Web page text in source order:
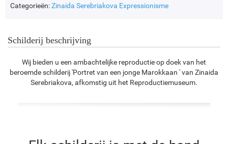
Categorieën:Zinaida Serebriakova Expressionisme
Schilderij beschrijving
Wij bieden u een ambachtelijke reproductie op doek van het
beroemde schilderij 'Portret van een jonge Marokkaan ' van Zinaida
Serebriakova, afkomstig uit het Reproductiemuseum.